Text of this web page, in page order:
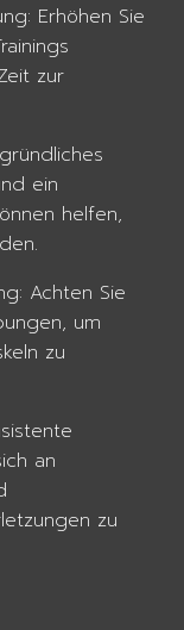
Erhöhen Sie
zur
ein
helfen,
Achten Sie
um
zu
an
zu